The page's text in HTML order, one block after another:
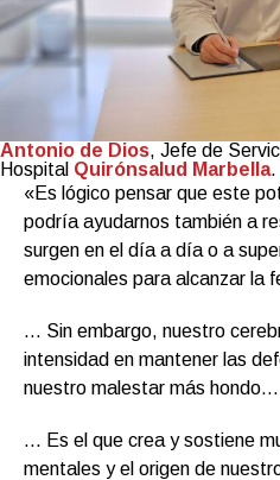
Antonio de Dios, Jefe de
Hospital Quirónsalud Marbella.
«Es lógico pensar que este
podría ayudarnos también a
surgen en el día a día o a
emocionales para alcanzar la
… Sin embargo, nuestro
intensidad en mantener las
nuestro malestar más hondo…
… Es el que crea y sostiene
mentales y el origen de